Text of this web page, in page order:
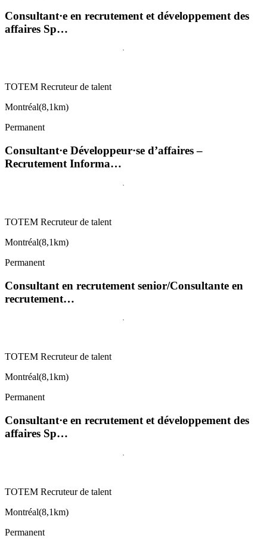
Consultant·e en recrutement et développement des
affaires Sp…
TOTEM Recruteur de talent
Montréal(8,1km)
Permanent
Consultant·e Développeur·se d’affaires –
Recrutement Informa…
TOTEM Recruteur de talent
Montréal(8,1km)
Permanent
Consultant en recrutement senior/Consultante en
recrutement…
TOTEM Recruteur de talent
Montréal(8,1km)
Permanent
Consultant·e en recrutement et développement des
affaires Sp…
TOTEM Recruteur de talent
Montréal(8,1km)
Permanent